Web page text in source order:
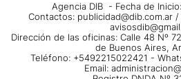
Agencia DIB - Fecha de
Contactos: publicidad@dib.com.ar /
Dirección de las oficinas: Calle 48 Nº
de Buenos Aires,
Teléfono: +5492215022421 -
Email: